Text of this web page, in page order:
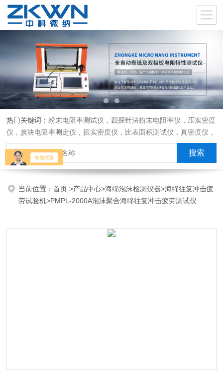
热门关键词：粉末电阻率测试仪，四探针法粉末电阻率仪，压实密度
仪，炭块电阻率测定仪，振实密度仪，比表面积测试仪，真密度仪，
炭块热膨胀仪，炭块透气率仪，炭块二氧化碳反应测定仪
当前位置：首页>产品中心>海绵泡沫检测仪器>海绵往复冲击疲
劳试验机>PMPL-2000A泡沫聚合海绵往复冲击疲劳测试仪